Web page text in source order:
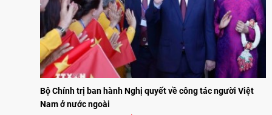
Bộ Chính trị ban hành Nghị quyết về công tác người Việt
Nam ở nước ngoài